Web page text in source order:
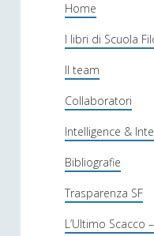
o
l
a
f
i
l
o
s
Home
I libri di Scuola
Il team
Collaboratori
Intelligence &
Bibliografie
Trasparenza SF
L’Ultimo Scacco